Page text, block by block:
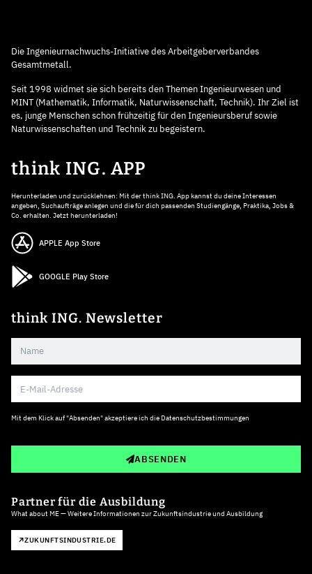
Die Ingenieurnachwuchs-Initiative des Arbeitgeberverbandes
Gesamtmetall.
Seit 1998 widmet sie sich bereits den Themen Ingenieurwesen und
MINT (Mathematik, Informatik, Naturwissenschaft, Technik). Ihr Ziel ist
es, junge Menschen schon frühzeitig für den Ingenieursberuf sowie
Naturwissenschaften und Technik zu begeistern.
think ING. APP
Herunterladen und zurücklehnen: Mit der think ING. App kannst du deine Interessen
angeben, Suchaufträge anlegen und die für dich passenden Studiengänge, Praktika, Jobs &
Co. erhalten. Jetzt herunterladen!
APPLE App Store
GOOGLE Play Store
think ING. Newsletter
Mit dem Klick auf "Absenden" akzeptiere ich die Datenschutzbestimmungen
ABSENDEN
Partner für die Ausbildung
What about ME — Weitere Informationen zur Zukunftsindustrie und Ausbildung
ZUKUNFTSINDUSTRIE.DE